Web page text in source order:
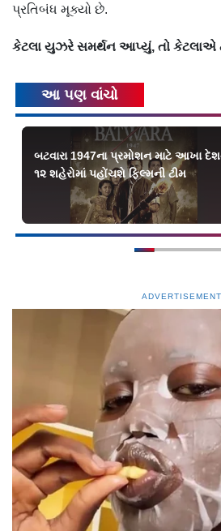
પ્રતિબંધ મૂક્યો છે.
કેટલા યુઝરે સમર્થન આપ્યું, તો કેટલાએ
આ પણ વાંચો
બટવારા 1947ના પ્રમોશન માટે આખા
૧૨ શહેરોમાં પહોંચશે ફિલ્મની ટીમ
ADVERTISEMENT